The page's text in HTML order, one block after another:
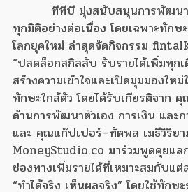
ทีทีบี มุ่งสนับสนุนการพัฒน
ทุกมิติอย่างต่อเนื่อง โดยเฉพาะทักษ
โลกยุคใหม่ ล่าสุดจัดกิจกรรม
“ปลดล็อกสกิลลับ รับรายได้เพิ่มทุกเ
สร้างความเข้าใจและเปิดมุมมองใหม่
ทักษะใกล้ตัว โดยได้รับเกียรติจาก
ด้านการพัฒนาตัวเอง การเงิน และ
และ คุณแก๊ปเปอร์–ทัตพล เมธีวิริย
MoneyStudio.co มาร่วมพูดคุยแ
ช่องทางเพิ่มรายได้ที่เหมาะสมกับแ
“ทำได้จริง เห็นผลจริง” โดยใช้ทักษ